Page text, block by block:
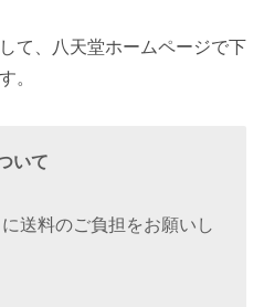
て、八天堂ホームページで下
。
いて
送料のご負担をお願いし